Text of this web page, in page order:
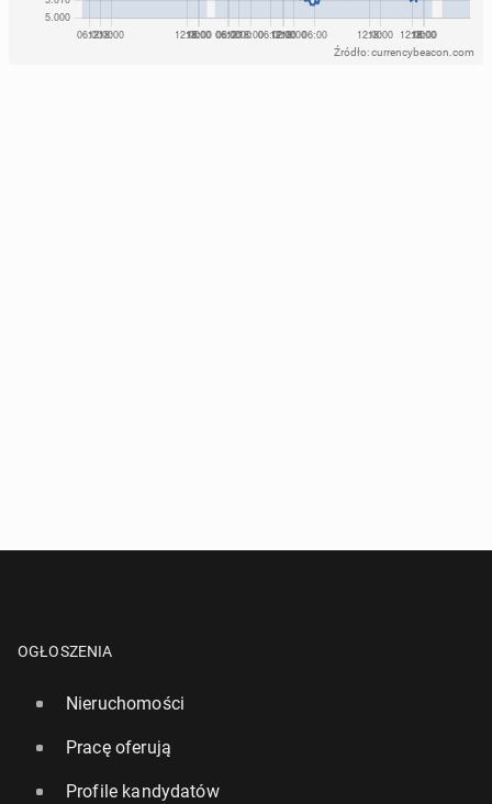
Źródło: currencybeacon.com
OGŁOSZENIA
Nieruchomości
Pracę oferują
Profile kandydatów